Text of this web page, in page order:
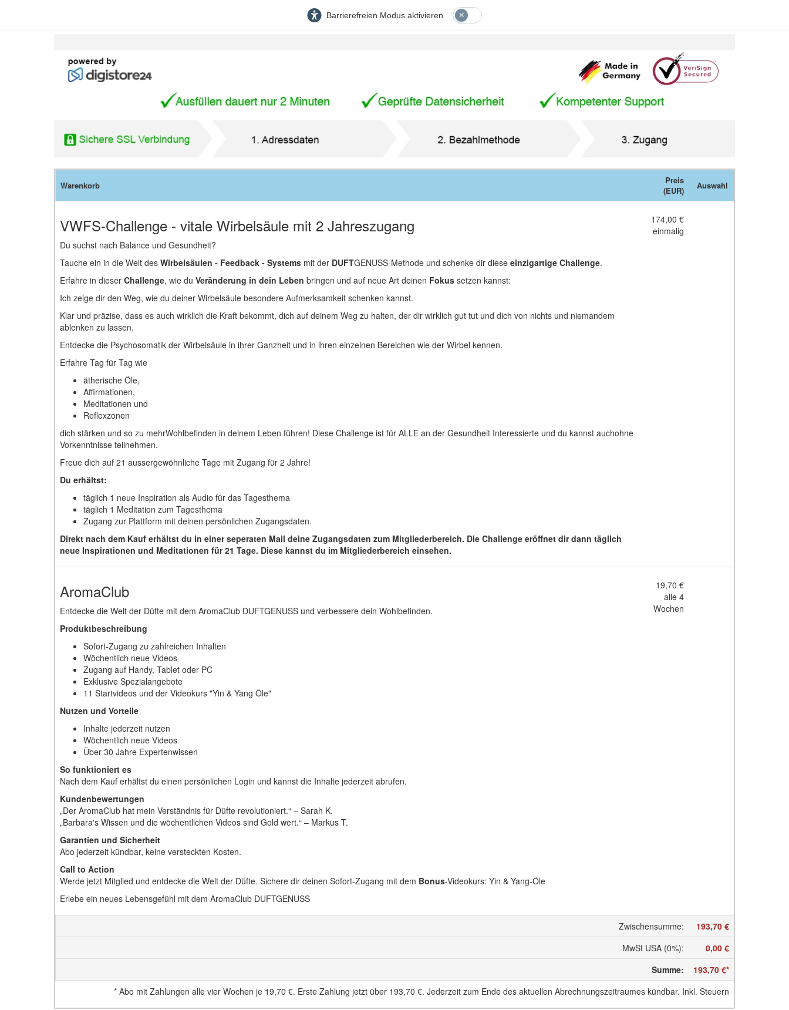
Barrierefreien Modus aktivieren
Warenkorb
Preis
(EUR)
Auswahl
VWFS-Challenge - vitale Wirbelsäule mit 2 Jahreszugang
Du suchst nach Balance und Gesundheit?
Tauche ein in die Welt des Wirbelsäulen - Feedback - Systems mit der DUFTGENUSS-Methode und schenke dir diese einzigartige Challenge.
Erfahre in dieser Challenge, wie du Veränderung in dein Leben bringen und auf neue Art deinen Fokus setzen kannst:
Ich zeige dir den Weg, wie du deiner Wirbelsäule besondere Aufmerksamkeit schenken kannst.
Klar und präzise, dass es auch wirklich die Kraft bekommt, dich auf deinem Weg zu halten, der dir wirklich gut tut und dich von nichts und niemandem
ablenken zu lassen.
Entdecke die Psychosomatik der Wirbelsäule in ihrer Ganzheit und in ihren einzelnen Bereichen wie der Wirbel kennen.
Erfahre Tag für Tag wie
ätherische Öle,
Affirmationen,
Meditationen und
Reflexzonen
dich stärken und so zu mehrWohlbefinden in deinem Leben führen! Diese Challenge ist für ALLE an der Gesundheit Interessierte und du kannst auchohne
Vorkenntnisse teilnehmen.
Freue dich auf 21 aussergewöhnliche Tage mit Zugang für 2 Jahre!
Du erhältst:
täglich 1 neue Inspiration als Audio für das Tagesthema
täglich 1 Meditation zum Tagesthema
Zugang zur Plattform mit deinen persönlichen Zugangsdaten.
Direkt nach dem Kauf erhältst du in einer seperaten Mail deine Zugangsdaten zum Mitgliederbereich. Die Challenge eröffnet dir dann täglich
neue Inspirationen und Meditationen für 21 Tage. Diese kannst du im Mitgliederbereich einsehen.
174,00 €
einmalig
AromaClub
Entdecke die Welt der Düfte mit dem AromaClub DUFTGENUSS und verbessere dein Wohlbefinden.
Produktbeschreibung
Sofort-Zugang zu zahlreichen Inhalten
Wöchentlich neue Videos
Zugang auf Handy, Tablet oder PC
Exklusive Spezialangebote
11 Startvideos und der Videokurs "Yin & Yang Öle"
Nutzen und Vorteile
Inhalte jederzeit nutzen
Wöchentlich neue Videos
Über 30 Jahre Expertenwissen
So funktioniert es
Nach dem Kauf erhältst du einen persönlichen Login und kannst die Inhalte jederzeit abrufen.
Kundenbewertungen
„Der AromaClub hat mein Verständnis für Düfte revolutioniert.“ – Sarah K.
„Barbara's Wissen und die wöchentlichen Videos sind Gold wert.“ – Markus T.
Garantien und Sicherheit
Abo jederzeit kündbar, keine versteckten Kosten.
Call to Action
Werde jetzt Mitglied und entdecke die Welt der Düfte. Sichere dir deinen Sofort-Zugang mit dem Bonus-Videokurs: Yin & Yang-Öle
Erlebe ein neues Lebensgefühl mit dem AromaClub DUFTGENUSS
19,70 €
alle 4
Wochen
Zwischensumme:
193,70 €
MwSt USA (0%):
0,00 €
Summe: 193,70 €*
* Abo mit Zahlungen alle vier Wochen je 19,70 €. Erste Zahlung jetzt über 193,70 €. Jederzeit zum Ende des aktuellen Abrechnungszeitraumes kündbar. Inkl. Steuern